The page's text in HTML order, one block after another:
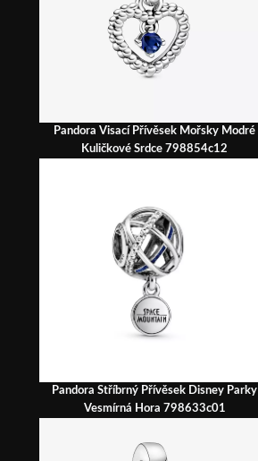
Pandora Visací Přívěsek Mořsky Modré
Kuličkové Srdce 798854c12
Pandora Stříbrný Přívěsek Disney Parky
Vesmírná Hora 798633c01